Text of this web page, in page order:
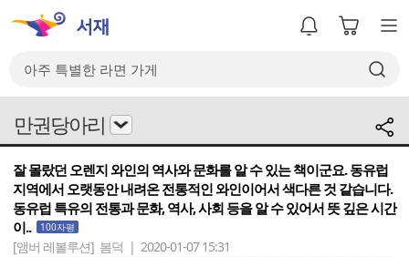
만권당아리
잘 몰랐던 오렌지 와인의 역사와 문화를 알 수 있는 책이군요. 동유럽
지역에서 오랫동안 내려온 전통적인 와인이어서 색다른 것 같습니다.
동유럽 특유의 전통과 문화, 역사, 사회 등을 알 수 있어서 뜻 깊은 시간
이..
100자평
[앰버 레볼루션] 봄덕 | 2020-01-07 15:31